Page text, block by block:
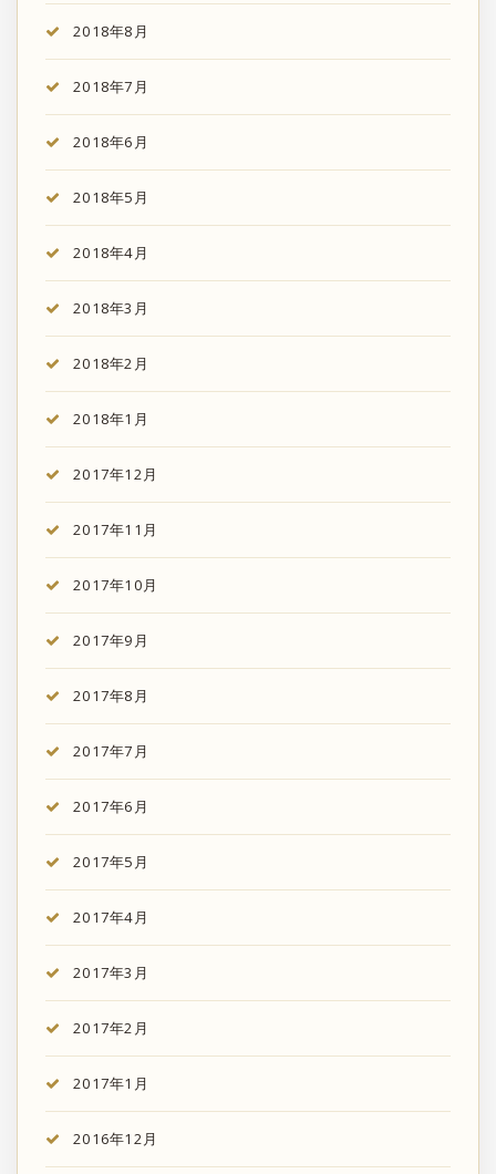
2018年8月
2018年7月
2018年6月
2018年5月
2018年4月
2018年3月
2018年2月
2018年1月
2017年12月
2017年11月
2017年10月
2017年9月
2017年8月
2017年7月
2017年6月
2017年5月
2017年4月
2017年3月
2017年2月
2017年1月
2016年12月